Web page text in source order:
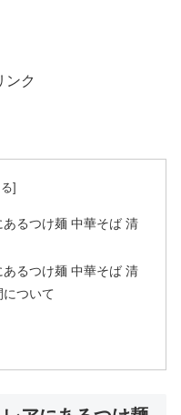
ンク
るつけ麺 中華そば 清
るつけ麺 中華そば 清
ついて